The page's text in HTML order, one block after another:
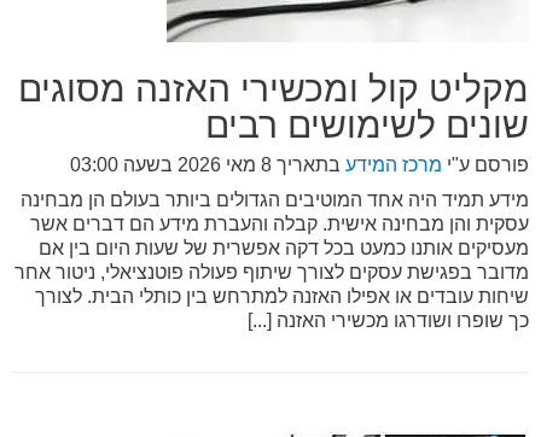
מקליט קול ומכשירי האזנה מסוגים
שונים לשימושים רבים
פורסם ע"י מרכז המידע בתאריך 8 מאי 2026 בשעה 03:00
מידע תמיד היה אחד המוטיבים הגדולים ביותר בעולם הן מבחינה
עסקית והן מבחינה אישית. קבלה והעברת מידע הם דברים אשר
מעסיקים אותנו כמעט בכל דקה אפשרית של שעות היום בין אם
מדובר בפגישת עסקים לצורך שיתוף פעולה פוטנציאלי, ניטור אחר
שיחות עובדים או אפילו האזנה למתרחש בין כותלי הבית. לצורך
כך שופרו ושודרגו מכשירי האזנה [...]